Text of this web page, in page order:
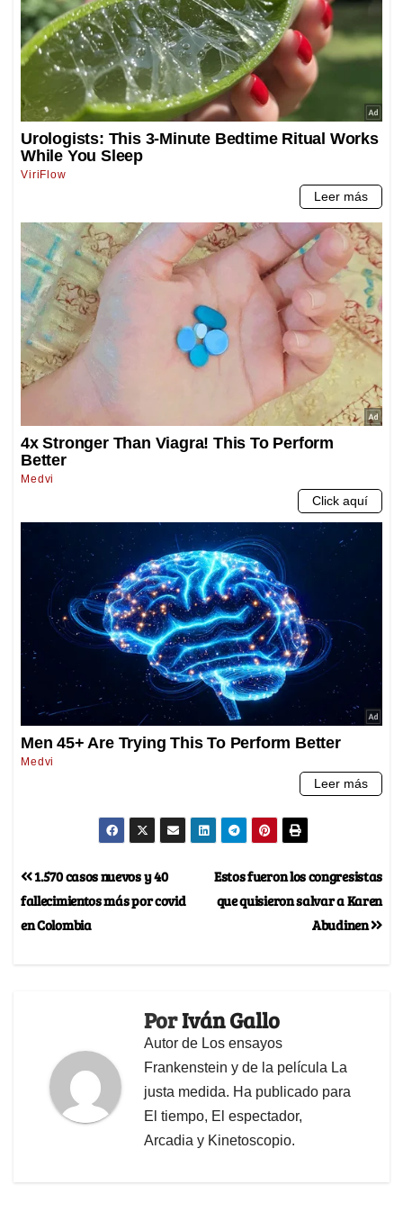
Estos fueron los congresistas
que quisieron salvar a Karen
Abudinen
1.570 casos nuevos y 40
fallecimientos más por covid
en Colombia
PorIván Gallo
Autor de Los ensayos
Frankenstein y de la película La
justa medida. Ha publicado para
El tiempo, El espectador,
Arcadia y Kinetoscopio.